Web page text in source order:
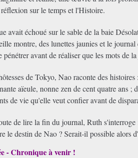
sur le temps et l'Histoire.
avait échoué sur le sable de la baie
montre, des lunettes jaunies et le
pénétrer avant de réaliser que les mots de
de Tokyo, Nao raconte des
aïeule, nonne zen de cent quatre ans
de vie qu'elle veut confier avant de
de lire la fin du journal, Ruth
le destin de Nao ? Serait-il possible alors
- Chronique à venir !